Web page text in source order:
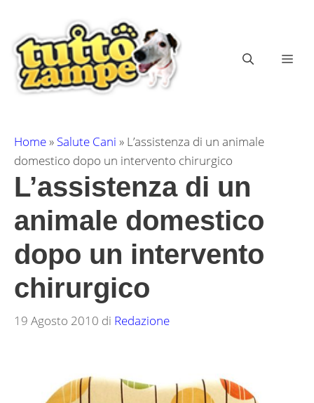
contenuto
Home» Salute Cani » L’assistenza di un animale
domestico dopo un intervento chirurgico
L’assistenza di un
animale domestico
dopo un intervento
chirurgico
19 Agosto 2010 di Redazione